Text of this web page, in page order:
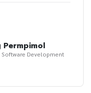
Permpimol